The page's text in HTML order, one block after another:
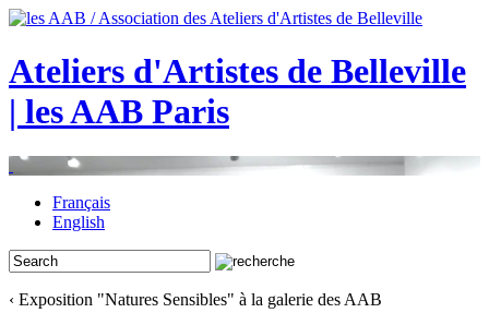
Ateliers d'Artistes de Belleville
| les AAB Paris
Français
English
‹ Exposition "Natures Sensibles" à la galerie des AAB